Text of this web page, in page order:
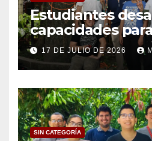
Estudiantes
capacidades
el dosel
17 DE JULIO DE 2026
SIN CATEGORÍA